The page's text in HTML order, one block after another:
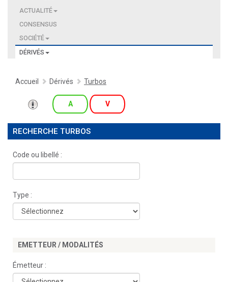
ACTUALITÉ
CONSENSUS
SOCIÉTÉ
DÉRIVÉS
Accueil Dérivés Turbos
A V
RECHERCHE TURBOS
Code ou libellé :
Type :
EMETTEUR / MODALITÉS
Émetteur :